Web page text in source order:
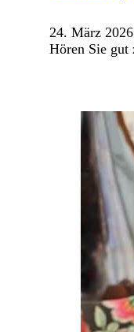
24. März 2026
Hören Sie gut